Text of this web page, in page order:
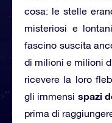
cosa: le stelle
misteriosi e
fascino suscita
di milioni e milioni
ricevere la loro
gli immensi spazi
prima di